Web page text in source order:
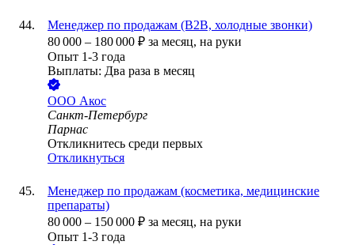
Менеджер по продажам (B2B, холодные звонки)
80 000 – 180 000 ₽ за месяц, на руки
Опыт 1-3 года
Выплаты: Два раза в месяц
ООО Акос
Санкт-Петербург
Парнас
Откликнитесь среди первых
Откликнуться
Менеджер по продажам (косметика, медицинские
препараты)
80 000 – 150 000 ₽ за месяц, на руки
Опыт 1-3 года